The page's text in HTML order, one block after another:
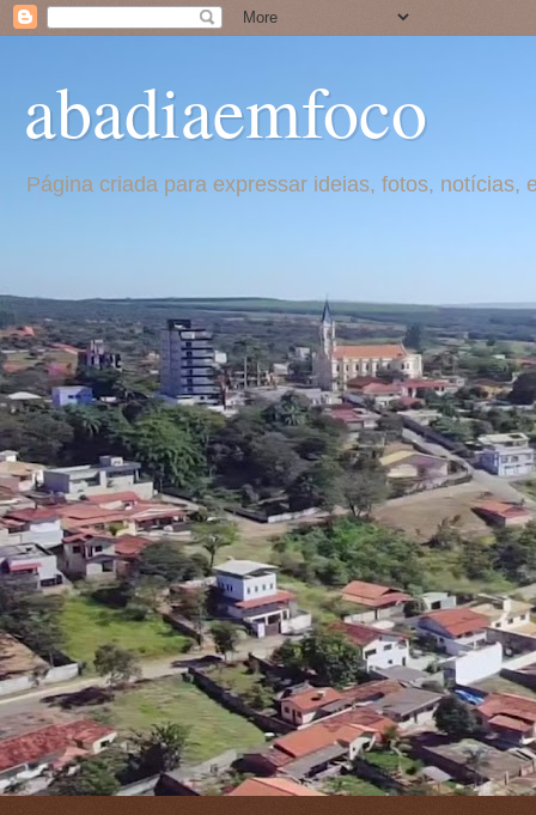
abadiaemfoco
Página criada para expressar ideias, fotos,